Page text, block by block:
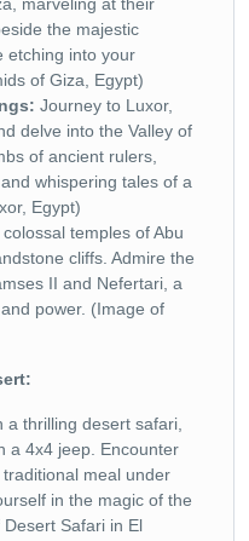
the majestic
etching into your
of Giza, Egypt)
Journey to Luxor,
delve into the Valley of
of ancient rulers,
whispering tales of a
Egypt)
temples of Abu
cliffs. Admire the
II and Nefertari, a
power. (Image of
a thrilling desert safari,
a 4x4 jeep. Encounter
meal under
in the magic of the
Safari in El